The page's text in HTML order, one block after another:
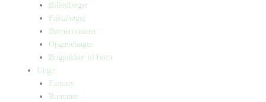
Billedbøger
Faktabøger
Børneromaner
Opgavebøger
Bogpakker til børn
Unge
Fantasy
Romaner